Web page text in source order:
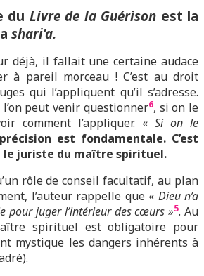
du Livre de la Guérison est la
shari’a.
déjà, il fallait une certaine audace
à pareil morceau ! C’est au droit
qui l’appliquent qu’il s’adresse.
l’on peut venir questionner6, si on le
comment l’appliquer. « Si on le
est fondamentale. C’est
le juriste du maître spirituel.
rôle de conseil facultatif, au plan
l’auteur rappelle que « Dieu n’a
pour juger l’intérieur des cœurs »5. Au
spirituel est obligatoire pour
mystique les dangers inhérents à